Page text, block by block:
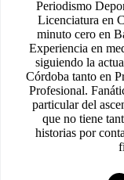
Periodismo
Licenciatura en
minuto cero en
Experiencia en
siguiendo la
Córdoba tanto en
Profesional.
particular del
que no tiene
historias por